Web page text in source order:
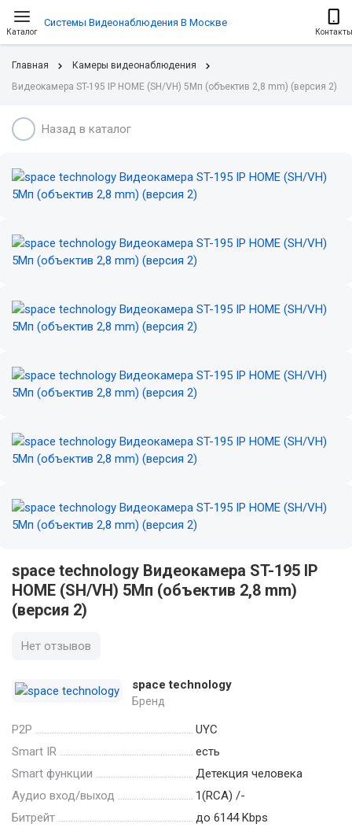
Каталог
Системы Видеонаблюдения В Москве
Контакты
Главная
Камеры видеонаблюдения
Видеокамера ST-195 IP HOME (SH/VH) 5Мп (объектив 2,8 mm) (версия 2)
Назад в каталог
space technology Видеокамера ST-195 IP
HOME (SH/VH) 5Мп (объектив 2,8 mm)
(версия 2)
Нет отзывов
space technology
Бренд
P2P
UYC
Smart IR
есть
Smart функции
Детекция человека
Аудио вход/выход
1(RCA) /-
Битрейт
до 6144 Kbps